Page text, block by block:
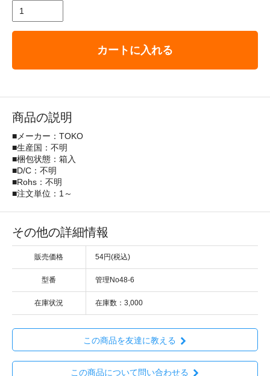
カートに入れる
商品の説明
■メーカー：TOKO
■生産国：不明
■梱包状態：箱入
■D/C：不明
■Rohs：不明
■注文単位：1～
その他の詳細情報
販売価格 54円(税込)
型番 管理No48-6
在庫状況 在庫数：3,000
この商品を友達に教える
この商品について問い合わせる